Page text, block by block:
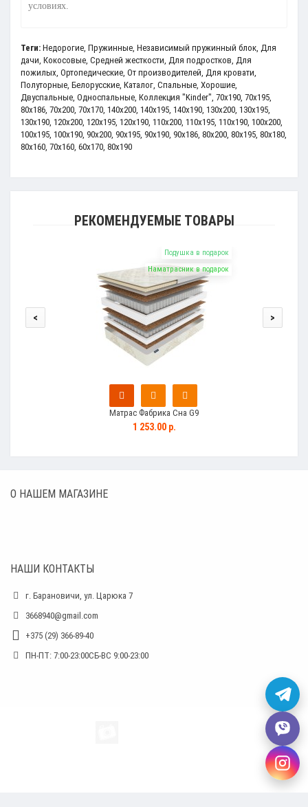
условиях.
Теги: Недорогие, Пружинные, Независимый пружинный блок, Для
дачи, Кокосовые, Средней жесткости, Для подростков, Для
пожилых, Ортопедические, От производителей, Для кровати,
Полуторные, Белорусские, Каталог, Спальные, Хорошие,
Двуспальные, Односпальные, Коллекция "Kinder", 70x190, 70x195,
80x186, 70x200, 70х170, 140x200, 140x195, 140x190, 130x200, 130x195,
130x190, 120x200, 120x195, 120x190, 110x200, 110х195, 110х190, 100x200,
100x195, 100x190, 90x200, 90x195, 90x190, 90x186, 80x200, 80x195, 80x180,
80x160, 70x160, 60x170, 80x190
РЕКОМЕНДУЕМЫЕ ТОВАРЫ
Подушка в подарок
Наматрасник в подарок
Матрас Фабрика Сна G9
1 253.00 р.
< >
О НАШЕМ МАГАЗИНЕ
НАШИ КОНТАКТЫ
г. Барановичи, ул. Царюка 7
3668940@gmail.com
+375 (29) 366-89-40
ПН-ПТ: 7:00-23:00СБ-ВС 9:00-23:00